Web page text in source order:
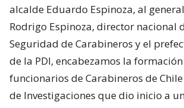
alcalde Eduardo Espinoza, al
Rodrigo Espinoza, director nacional
Seguridad de Carabineros y el
de la PDI, encabezamos la
funcionarios de Carabineros de
de Investigaciones que dio inicio a